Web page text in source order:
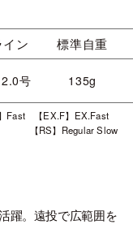
ン 標準自重
号 135g
Fast 【EX.F】EX.Fast
【RS】Regular Slow
躍。遠投で広範囲を